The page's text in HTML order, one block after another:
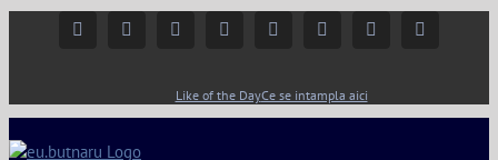
FacebookInstagramYouTubeTwitter Google+ Linkedin
Like of the DayCe se intampla aici